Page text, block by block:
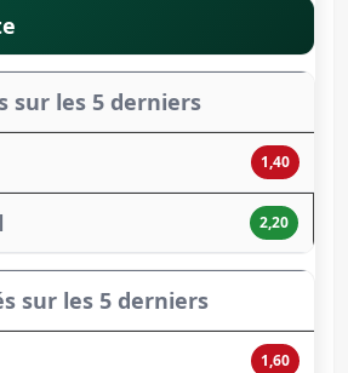
sur les 5 derniers
1,40
2,20
sur les 5 derniers
1,60